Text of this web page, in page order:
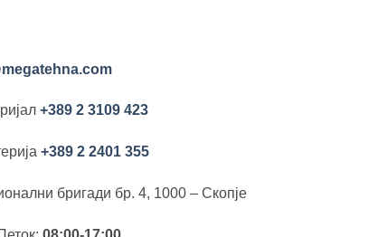
+389 2 3109 423
+389 2 2401 355
бригади бр. 4, 1000 – Скопје